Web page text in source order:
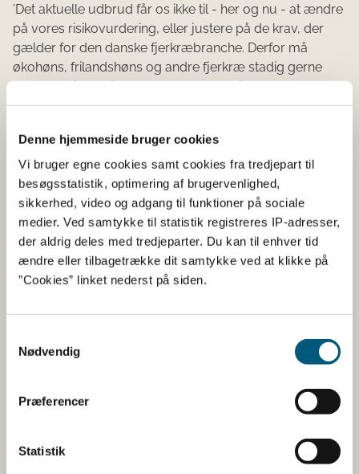
Denne hjemmeside bruger cookies
Vi bruger egne cookies samt cookies fra tredjepart til
besøgsstatistik, optimering af brugervenlighed,
sikkerhed, video og adgang til funktioner på sociale
medier. Ved samtykke til statistik registreres IP-adresser,
der aldrig deles med tredjeparter. Du kan til enhver tid
ændre eller tilbagetrække dit samtykke ved at klikke på
”Cookies” linket nederst på siden.
Nødvendig
Præferencer
Statistik
’Det aktuelle udbrud får os ikke til - her og nu - at ændre
på vores risikovurdering, eller justere på de krav, der
gælder for den danske fjerkræbranche. Derfor må
økohøns, frilandshøns og andre fjerkræ stadig gerne
være ude i det fri. Men det er klart, at vi følger
situationen nøje, og er klar til igen at skærpe
risikoen stiger væsentligt’, forklarer veterinærchefen.
Lokale fugleejere må hverken flytte æg eller fugle
Fødevarestyrelsen har oprettet en restriktionszone
omkring den ramte hønsebesætning ved Augustenborg.
I en radius på 10 km er det forbudt at flytte æg eller
fjerkræ uden særlig tilladelse fra Fødevarestyrelsen, og
alle fjerkræejere inden for zonen skal registrere deres
fuglehold på landbrugsindberetning.dk.
Bekendtgørelse og kort med restriktionszoner
Information til hobbyholdsejere